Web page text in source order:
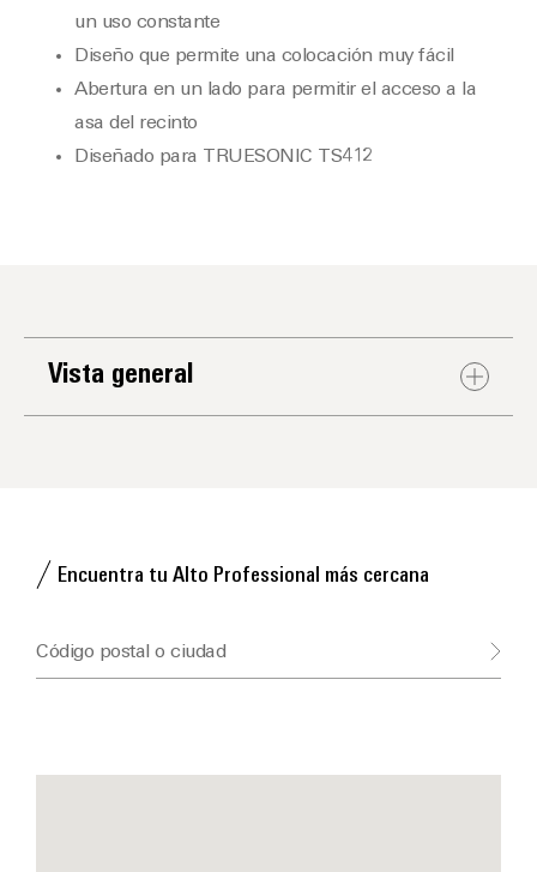
un uso constante
Diseño que permite una colocación muy fácil
Abertura en un lado para permitir el acceso a la
asa del recinto
Diseñado para TRUESONIC TS412
Vista general
Encuentra tu Alto Professional más cercana
Código postal o ciudad